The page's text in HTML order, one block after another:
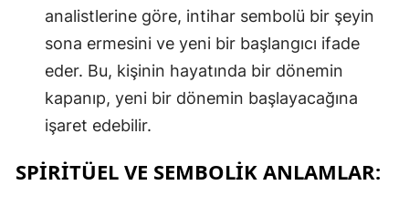
analistlerine göre, intihar sembolü bir şeyin
sona ermesini ve yeni bir başlangıcı ifade
eder. Bu, kişinin hayatında bir dönemin
kapanıp, yeni bir dönemin başlayacağına
işaret edebilir.
SPIRITÜEL VE SEMBOLIK ANLAMLAR: